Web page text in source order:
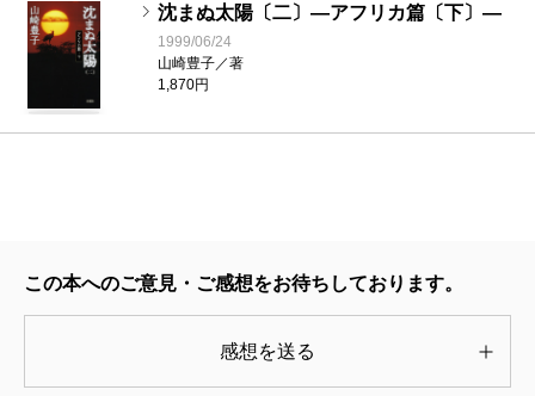
沈まぬ太陽〔二〕―アフリカ篇〔下〕―
1999/06/24
山崎豊子／著
1,870円
この本へのご意見・ご感想をお待ちしております。
感想を送る